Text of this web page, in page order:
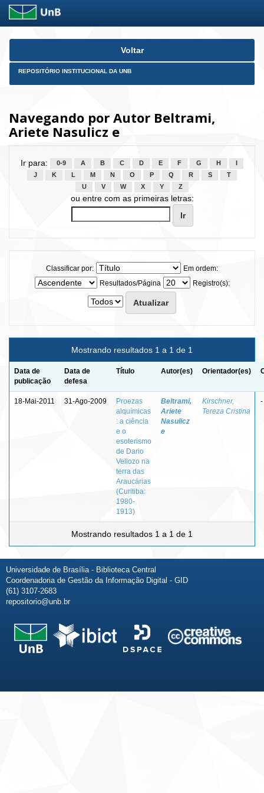
Skip
Voltar
REPOSITÓRIO INSTITUCIONAL DA UNB
Navegando por Autor Beltrami,
Ariete Nasulicz e
Ir para: 0-9 A B C D E F G H
J
K L M N O P Q R S
T
U
V W X Y Z
ou entre com as primeiras letras:
Classificar por:
Em ordem:
Resultados/Página
Registro(s):
Mostrando resultados 1 a 1 de 1
Data de
publicação
Data de
defesa
Título Autor(es) Orientador(es)
18-Mai-2011 31-Ago-2009
Proezas
alquímicas
: a ciência
e o
esoterismo
de Dario
Vellozo na
terra das
Araucárias
(Curitiba:
1980-
1913)
Beltrami,
Ariete
Nasulicz
e
Kirschner,
Tereza Cristina
-
Mostrando resultados 1 a 1 de 1
Universidade de Brasília - Biblioteca Central
Coordenadoria de Gestão da Informação Digital - GID
(61) 3107-2683
repositorio@unb.br